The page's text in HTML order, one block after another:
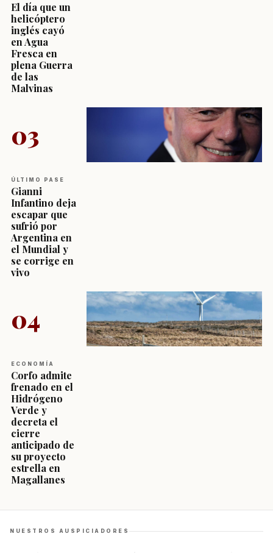
El día que un
helicóptero
inglés cayó
en Agua
Fresca en
plena Guerra
de las
Malvinas
03
ÚLTIMO PASE
Gianni
Infantino deja
escapar que
sufrió por
Argentina en
el Mundial y
se corrige en
vivo
04
ECONOMÍA
Corfo admite
frenado en el
Hidrógeno
Verde y
decreta el
cierre
anticipado de
su proyecto
estrella en
Magallanes
NUESTROS AUSPICIADORES